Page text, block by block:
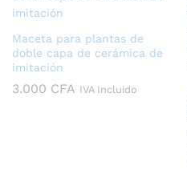
Maceta para plantas de
doble capa de cerámica de
imitación
3.000 CFA IVA Incluido